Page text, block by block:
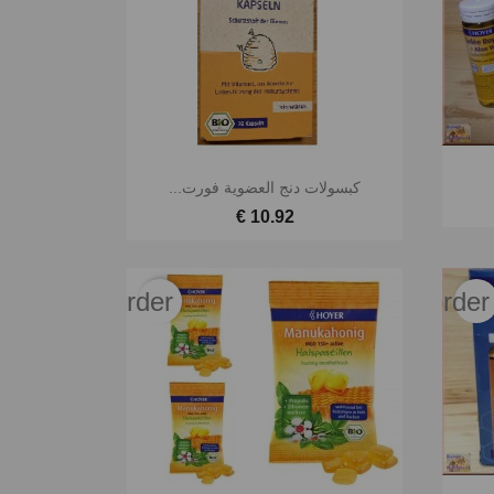
 نظرة سريعة
كبسولات دنج العضوية فورت...
10.92 €
favorite_border